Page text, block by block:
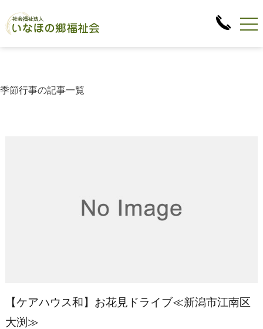
季節行事の記事一覧
【ケアハウス和】お花見ドライブ≪新潟市江南区
大渕≫